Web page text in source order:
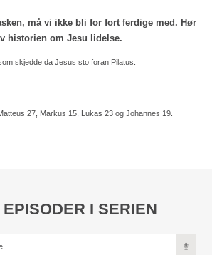
må vi ikke bli for fort ferdige med. Hør
historien om Jesu lidelse.
skjedde da Jesus sto foran Pilatus.
27, Markus 15, Lukas 23 og Johannes 19.
I SERIEN